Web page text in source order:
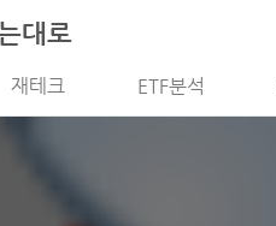
대로
재테크 ETF분석